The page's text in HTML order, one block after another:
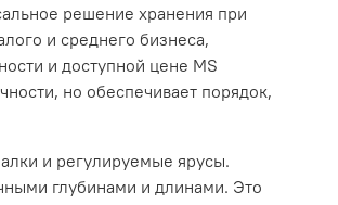
решение хранения при
и среднего бизнеса,
и доступной цене MS
но обеспечивает порядок,
и регулируемые ярусы.
глубинами и длинами. Это